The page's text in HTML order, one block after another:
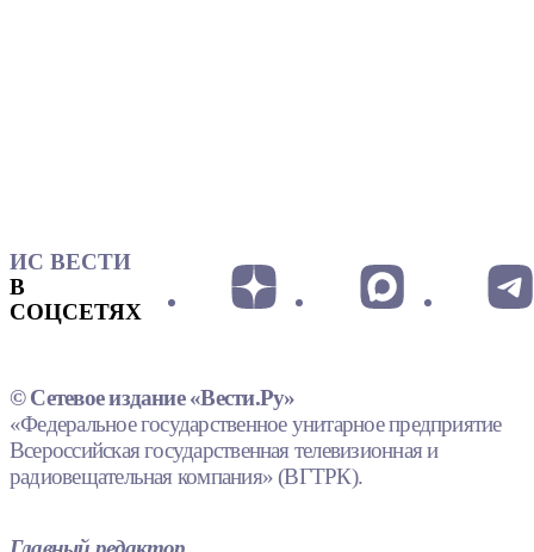
ИС ВЕСТИ
В
СОЦСЕТЯХ
© Сетевое издание «Вести.Ру»
«Федеральное государственное унитарное предприятие
Всероссийская государственная телевизионная и
радиовещательная компания» (ВГТРК).